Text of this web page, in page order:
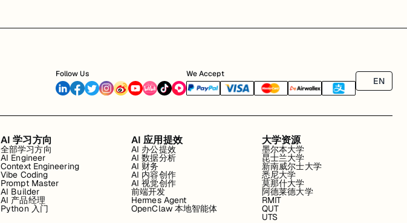
Follow Us We Accept
EN
AI 学习方向
全部学习方向
AI Engineer
Context Engineering
Vibe Coding
Prompt Master
AI Builder
AI 产品经理
Python 入门
AI 应用提效
AI 办公提效
AI 数据分析
AI 财务
AI 内容创作
AI 视觉创作
前端开发
Hermes Agent
OpenClaw 本地智能体
大学资源
墨尔本大学
昆士兰大学
新南威尔士大学
悉尼大学
莫那什大学
阿德莱德大学
RMIT
QUT
UTS